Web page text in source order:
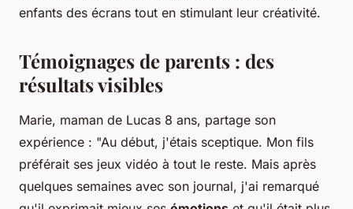
enfants des écrans tout en stimulant leur créativité.
Témoignages de parents : des
résultats visibles
Marie, maman de Lucas 8 ans, partage son
expérience : "Au début, j'étais sceptique. Mon fils
préférait ses jeux vidéo à tout le reste. Mais après
quelques semaines avec son journal, j'ai remarqué